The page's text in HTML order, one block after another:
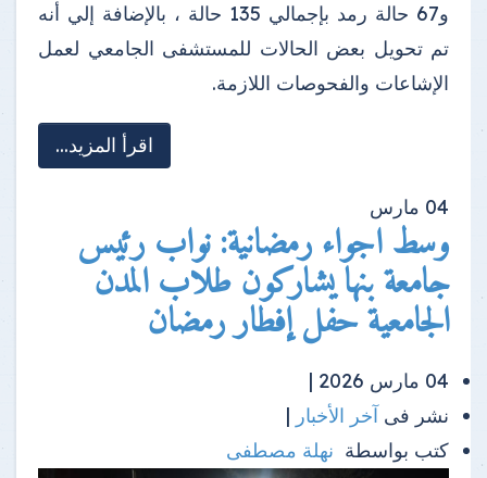
و67 حالة رمد بإجمالي 135 حالة ، بالإضافة إلي أنه
تم تحويل بعض الحالات للمستشفى الجامعي لعمل
الإشاعات والفحوصات اللازمة.
اقرأ المزيد...
04 مارس
وسط اجواء رمضانية: نواب رئيس
جامعة بنها يشاركون طلاب المدن
الجامعية حفل إفطار رمضان
04 مارس 2026 |
نشر فى آخر الأخبار |
كتب بواسطة نهلة مصطفى